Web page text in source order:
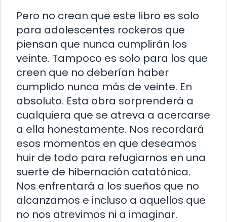
Pero no crean que este libro es solo
para adolescentes rockeros que
piensan que nunca cumplirán los
veinte. Tampoco es solo para los que
creen que no deberían haber
cumplido nunca más de veinte. En
absoluto. Esta obra sorprenderá a
cualquiera que se atreva a acercarse
a ella honestamente. Nos recordará
esos momentos en que deseamos
huir de todo para refugiarnos en una
suerte de hibernación catatónica.
Nos enfrentará a los sueños que no
alcanzamos e incluso a aquellos que
no nos atrevimos ni a imaginar.